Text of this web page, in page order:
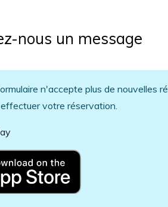
nous un message
message
n'accepte plus de nouvelles
votre réservation.